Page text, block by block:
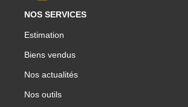
NOS SERVICES
Estimation
Biens vendus
Nos actualités
Nos outils